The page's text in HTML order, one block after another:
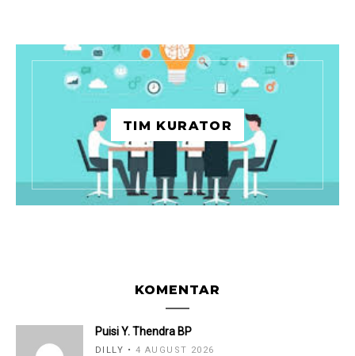
TIM KURATOR
KOMENTAR
Puisi Y. Thendra BP
DILLY 4 AUGUST 2026